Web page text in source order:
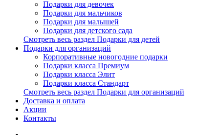
Подарки для девочек
Подарки для мальчиков
Подарки для малышей
Подарки для детского сада
Смотреть весь раздел Подарки для детей
Подарки для организаций
Корпоративные новогодние подарки
Подарки класса Премиум
Подарки класса Элит
Подарки класса Стандарт
Смотреть весь раздел Подарки для организаций
Доставка и оплата
Акции
Контакты